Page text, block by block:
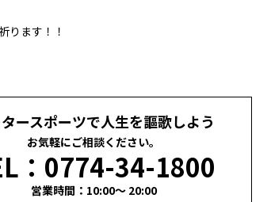
ります！！
ースポーツで人生を謳歌しよう
お気軽にご相談ください。
：0774-34-1800
営業時間：10:00～ 20:00